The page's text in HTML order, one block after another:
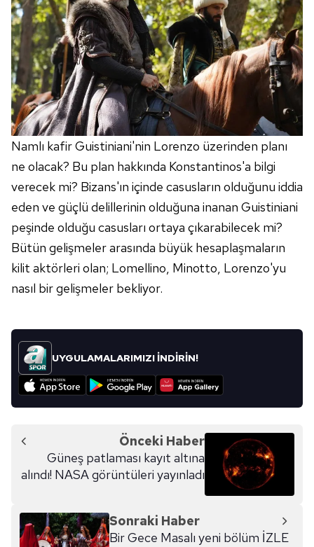
vasıtasıyla belirleyebilirsiniz. Çerezlere ilişkin detaylı bilgi
için Ayarlar butonuna tıklayabilir, Çerez Bilgilendirme
Metnimiziziyaret edebilirsiniz.
6698 sayılı Kişisel Verilerin Korunması Kanunu uyarınca
hazırlanmış Aydınlatma Metnimizi okumak ve sitemizde
ilgili mevzuata uygun olarak kullanılan çerezlerle ilgili bilgi
almak için lütfentıklayınız .
Namlı kafir Guistiniani'nin Lorenzo üzerinden planı
ne olacak? Bu plan hakkında Konstantinos'a bilgi
verecek mi? Bizans'ın içinde casusların olduğunu iddia
eden ve güçlü delillerinin olduğuna inanan Guistiniani
peşinde olduğu casusları ortaya çıkarabilecek mi?
Bütün gelişmeler arasında büyük hesaplaşmaların
kilit aktörleri olan; Lomellino, Minotto, Lorenzo'yu
nasıl bir gelişmeler bekliyor.
UYGULAMALARIMIZI İNDİRİN!
Önceki Haber
Güneş patlaması kayıt altına
alındı! NASA görüntüleri yayınladı
Sonraki Haber
Bir Gece Masalı yeni bölüm İZLE